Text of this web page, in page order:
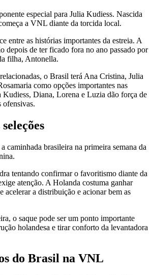
especial para Julia Kudiess. Nascida
a VNL diante da torcida local.
entre as histórias importantes da estreia. A
depois de ter ficado fora no ano passado por
filha, Antonella.
o Brasil terá Ana Cristina, Julia
como opções importantes nas
Kudiess, Diana, Lorena e Luzia dão força de
ofensivas.
caminhada brasileira na primeira semana da
tentando confirmar o favoritismo diante da
atenção. A Holanda costuma ganhar
acelerar a distribuição e acionar bem as
o saque pode ser um ponto importante
holandesa e tirar conforto da levantadora
do Brasil na VNL